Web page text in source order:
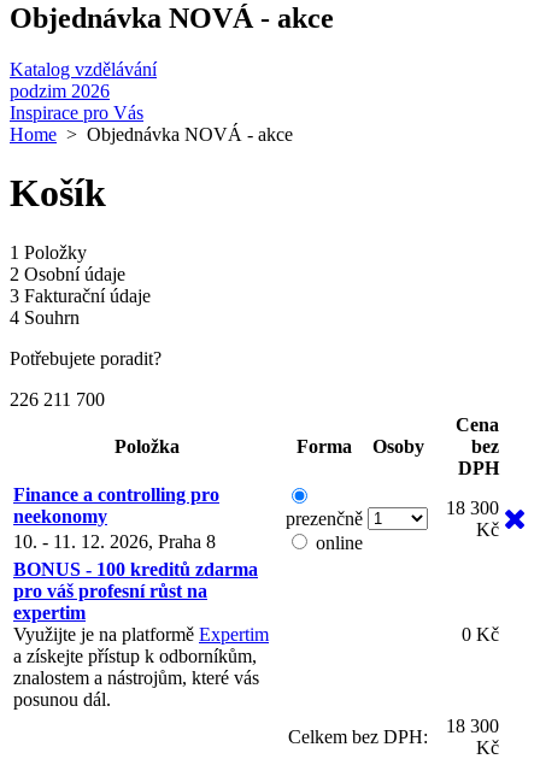
Objednávka NOVÁ - akce
Katalog vzdělávání
podzim 2026
Inspirace pro Vás
Home > Objednávka NOVÁ - akce
Košík
1 Položky
2 Osobní údaje
3 Fakturační údaje
4 Souhrn
Potřebujete poradit?
226 211 700
Položka Forma Osoby
Cena
bez
DPH
Finance a controlling pro
neekonomy
prezenčně
online
18 300
Kč
10. - 11. 12. 2026, Praha 8
BONUS - 100 kreditů zdarma
pro váš profesní růst na
expertim
Využijte je na platformě Expertim
a získejte přístup k odborníkům,
znalostem a nástrojům, které vás
posunou dál.
0 Kč
Celkem bez DPH:
18 300
Kč